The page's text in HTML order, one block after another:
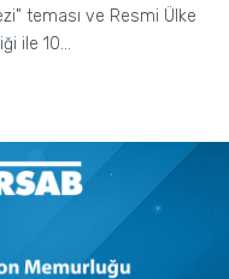
teması ve Resmi Ülke
ile 10...